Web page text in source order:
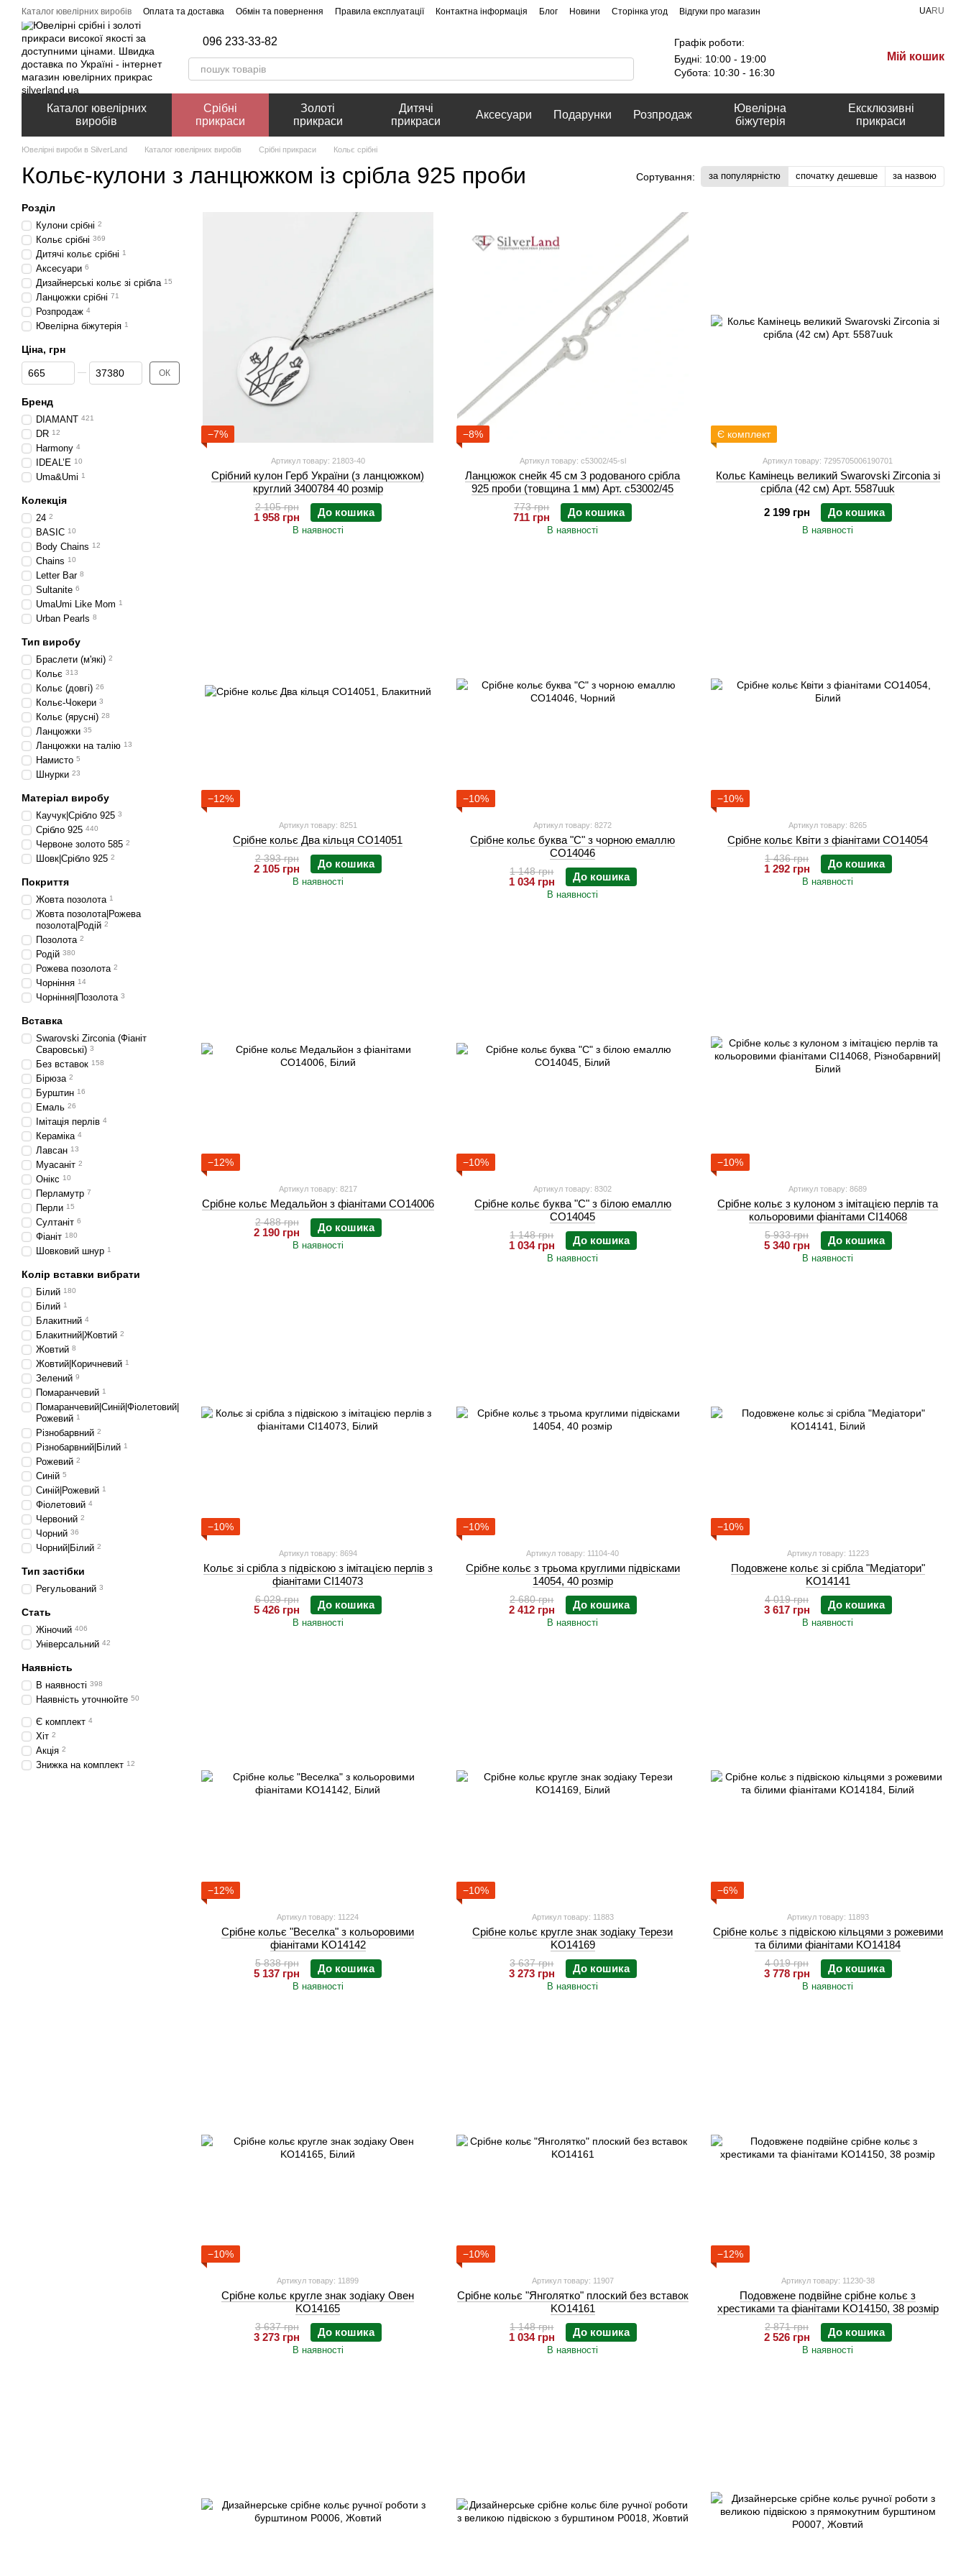
Перейти до основного контенту
Каталог ювелірних виробів Оплата та доставка Обмін та повернення Правила експлуатації Контактна інформація Блог Новини Сторінка угод Відгуки про магазин UARU
096 233-33-82
Графік роботи:
Будні: 10:00 - 19:00
Субота: 10:30 - 16:30
Мій кошик
Каталог ювелірних
виробів
Срібні
прикраси
Золоті
прикраси
Дитячі
прикраси
Аксесуари Подарунки Розпродаж
Ювелірна
біжутерія
Ексклюзивні
прикраси
Ювелірні вироби в SilverLand Каталог ювелірних виробів Срібні прикраси Кольє срібні
Кольє-кулони з ланцюжком із срібла 925 проби Сортування: за популярністю спочатку дешевше за назвою
−7%
Артикул товару: 21803-40
Срібний кулон Герб України (з ланцюжком)
круглий 3400784 40 розмір
2 105 грн
1 958 грн До кошика
В наявності
−8%
Артикул товару: с53002/45-sl
Ланцюжок снейк 45 см З родованого срібла
925 проби (товщина 1 мм) Арт. с53002/45
773 грн
711 грн До кошика
В наявності
Є комплект
Артикул товару: 7295705006190701
Кольє Камінець великий Swarovski Zirconia зі
срібла (42 см) Арт. 5587uuk
2 199 грн
До кошика
В наявності
−12%
Артикул товару: 8251
Срібне кольє Два кільця СО14051
2 393 грн
2 105 грн До кошика
В наявності
−10%
Артикул товару: 8272
Срібне кольє буква "С" з чорною емаллю
СО14046
1 148 грн
1 034 грн До кошика
В наявності
−10%
Артикул товару: 8265
Срібне кольє Квіти з фіанітами СО14054
1 436 грн
1 292 грн До кошика
В наявності
−12%
Артикул товару: 8217
Срібне кольє Медальйон з фіанітами CO14006
2 488 грн
2 190 грн До кошика
В наявності
−10%
Артикул товару: 8302
Срібне кольє буква "С" з білою емаллю
СО14045
1 148 грн
1 034 грн До кошика
В наявності
−10%
Артикул товару: 8689
Срібне кольє з кулоном з імітацією перлів та
кольоровими фіанітами CI14068
5 933 грн
5 340 грн До кошика
В наявності
−10%
Артикул товару: 8694
Кольє зі срібла з підвіскою з імітацією перлів з
фіанітами CI14073
6 029 грн
5 426 грн До кошика
В наявності
−10%
Артикул товару: 11104-40
Срібне кольє з трьома круглими підвісками
14054, 40 розмір
2 680 грн
2 412 грн До кошика
В наявності
−10%
Артикул товару: 11223
Подовжене кольє зі срібла "Медіатори"
KO14141
4 019 грн
3 617 грн До кошика
В наявності
−12%
Артикул товару: 11224
Срібне кольє "Веселка" з кольоровими
фіанітами KO14142
5 838 грн
5 137 грн До кошика
В наявності
−10%
Артикул товару: 11883
Срібне кольє кругле знак зодіаку Терези
KO14169
3 637 грн
3 273 грн До кошика
В наявності
−6%
Артикул товару: 11893
Срібне кольє з підвіскою кільцями з рожевими
та білими фіанітами KO14184
4 019 грн
3 778 грн До кошика
В наявності
−10%
Артикул товару: 11899
Срібне кольє кругле знак зодіаку Овен
KO14165
3 637 грн
3 273 грн До кошика
В наявності
−10%
Артикул товару: 11907
Срібне кольє "Янголятко" плоский без вставок
KO14161
1 148 грн
1 034 грн До кошика
В наявності
−12%
Артикул товару: 11230-38
Подовжене подвійне срібне кольє з
хрестиками та фіанітами KO14150, 38 розмір
2 871 грн
2 526 грн До кошика
В наявності
Розділ
Кулони срібні 2
Кольє срібні 369
Дитячі кольє срібні 1
Аксесуари 6
Дизайнерські кольє зі срібла 15
Ланцюжки срібні 71
Розпродаж 4
Ювелірна біжутерія 1
Ціна, грн
Від Ціна, грн
До Ціна, грн ОК
Бренд
DIAMANT 421
DR 12
Harmony 4
IDEAL’E 10
Uma&Umi 1
Колекція
24 2
BASIC 10
Body Chains 12
Chains 10
Letter Bar 8
Sultanite 6
UmaUmi Like Mom 1
Urban Pearls 8
Тип виробу
Браслети (м'які) 2
Кольє 313
Кольє (довгі) 26
Кольє-Чокери 3
Кольє (ярусні) 28
Ланцюжки 35
Ланцюжки на талію 13
Намисто 5
Шнурки 23
Матеріал виробу
Каучук|Срібло 925 3
Срібло 925 440
Червоне золото 585 2
Шовк|Срібло 925 2
Покриття
Жовта позолота 1
Жовта позолота|Рожева
позолота|Родій 2
Позолота 2
Родій 380
Рожева позолота 2
Чорніння 14
Чорніння|Позолота 3
Вставка
Swarovski Zirconia (Фіаніт
Сваровські) 3
Без вставок 158
Бірюза 2
Бурштин 16
Емаль 26
Імітація перлів 4
Кераміка 4
Лавсан 13
Муасаніт 2
Онікс 10
Перламутр 7
Перли 15
Султаніт 6
Фіаніт 180
Шовковий шнур 1
Колір вставки вибрати
Білий 180
Білий 1
Блакитний 4
Блакитний|Жовтий 2
Жовтий 8
Жовтий|Коричневий 1
Зелений 9
Помаранчевий 1
Помаранчевий|Синій|Фіолетовий|
Рожевий 1
Різнобарвний 2
Різнобарвний|Білий 1
Рожевий 2
Синій 5
Синій|Рожевий 1
Фіолетовий 4
Червоний 2
Чорний 36
Чорний|Білий 2
Тип застібки
Регульований 3
Стать
Жіночий 406
Універсальний 42
Наявність
В наявності 398
Наявність уточнюйте 50
Є комплект 4
Хіт 2
Акція 2
Знижка на комплект 12